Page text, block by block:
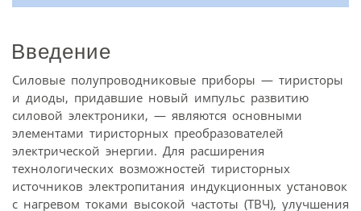
Введение
Силовые полупроводниковые приборы — тиристоры
и диоды, придавшие новый импульс развитию
силовой электроники, — являются основными
элементами тиристорных преобразователей
электрической энергии. Для расширения
технологических возможностей тиристорных
источников электропитания индукционных установок
с нагревом токами высокой частоты (ТВЧ), улучшения